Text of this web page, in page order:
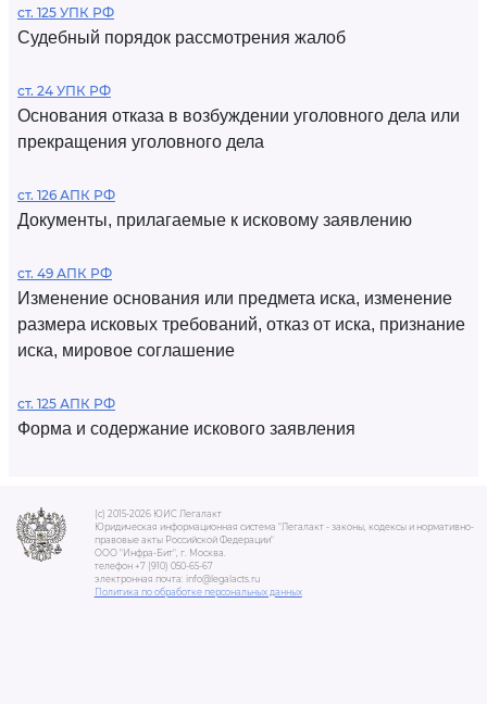
ст. 125 УПК РФ
Судебный порядок рассмотрения жалоб
ст. 24 УПК РФ
Основания отказа в возбуждении уголовного дела или
прекращения уголовного дела
ст. 126 АПК РФ
Документы, прилагаемые к исковому заявлению
ст. 49 АПК РФ
Изменение основания или предмета иска, изменение
размера исковых требований, отказ от иска, признание
иска, мировое соглашение
ст. 125 АПК РФ
Форма и содержание искового заявления
(c) 2015-2026 ЮИС Легалакт
Юридическая информационная система "Легалакт - законы, кодексы и нормативно-
правовые акты Российской Федерации"
ООО "Инфра-Бит", г. Москва.
телефон +7 (910) 050-65-67
электронная почта: info@legalacts.ru
Политика по обработке персональных данных